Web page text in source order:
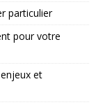
particulier
pour votre
et